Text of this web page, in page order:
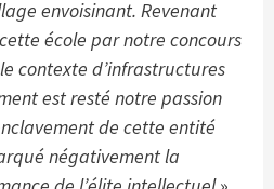
envoisinant. Revenant
école par notre concours
contexte d’infrastructures
est resté notre passion
de cette entité
négativement la